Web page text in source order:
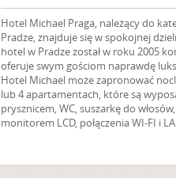
Hotel Michael Praga, należący do
Pradze, znajduje się w spokojnej
hotel w Pradze został w roku 2005
oferuje swym gościom naprawdę
Hotel Michael może zapronować
lub 4 apartamentach, które są
prysznicem, WC, suszarkę do
monitorem LCD, połączenia WI-FI i